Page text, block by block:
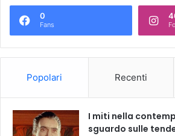
0
Fans
Popolari Recenti
I miti nella
sguardo sulle